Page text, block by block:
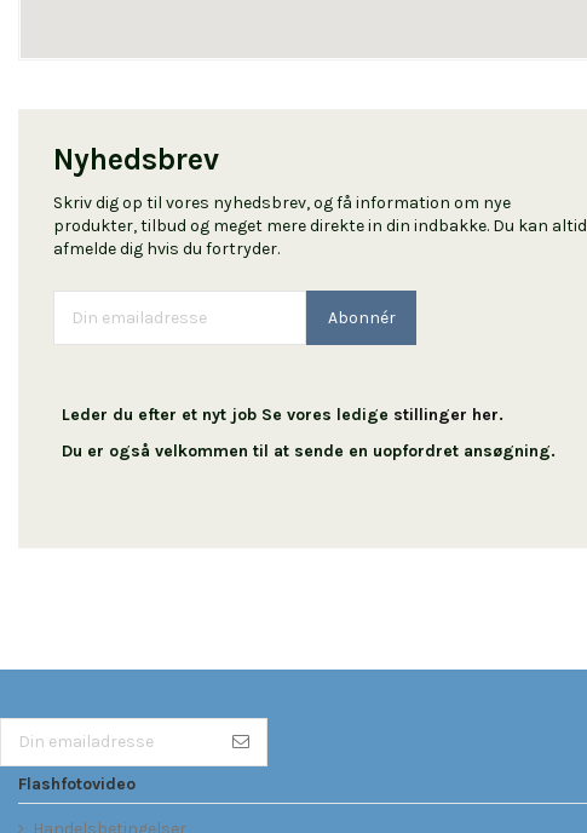
Nyhedsbrev
Skriv dig op til vores nyhedsbrev, og få information om nye
produkter, tilbud og meget mere direkte in din indbakke. Du kan altid
afmelde dig hvis du fortryder.
Leder du efter et nyt job Se vores ledige stillinger her.
Du er også velkommen til at sende en uopfordret ansøgning.
Flashfotovideo
Handelsbetingelser